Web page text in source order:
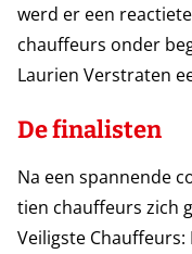
werd er een
chauffeurs onder
Laurien Verstraten
De finalisten
Na een spannende
tien chauffeurs zich
Veiligste Chauffeurs: